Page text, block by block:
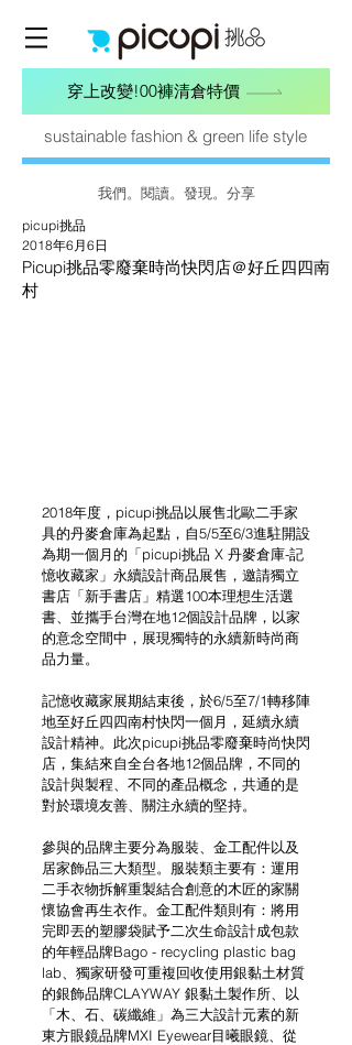
穿上改變!00褲清倉特價
sustainable fashion & green life style
我們。閱讀。發現。分享
Picupi挑品零廢棄時尚快閃店＠好丘四四南
村
picupi挑品
2018年6月6日
2018年度，picupi挑品以展售北歐二手家
具的丹麥倉庫為起點，自5/5至6/3進駐開設
為期一個月的「picupi挑品 X 丹麥倉庫-記
憶收藏家」永續設計商品展售，邀請獨立
書店「新手書店」精選100本理想生活選
書、並攜手台灣在地12個設計品牌，以家
的意念空間中，展現獨特的永續新時尚商
品力量。
記憶收藏家展期結束後，於6/5至7/1轉移陣
地至好丘四四南村快閃一個月，延續永續
設計精神。此次picupi挑品零廢棄時尚快閃
店，集結來自全台各地12個品牌，不同的
設計與製程、不同的產品概念，共通的是
對於環境友善、關注永續的堅持。
參與的品牌主要分為服裝、金工配件以及
居家飾品三大類型。服裝類主要有：運用
二手衣物拆解重製結合創意的木匠的家關
懷協會再生衣作。金工配件類則有：將用
完即丟的塑膠袋賦予二次生命設計成包款
的年輕品牌Bago - recycling plastic bag
lab、獨家研發可重複回收使用銀黏土材質
的銀飾品牌CLAYWAY 銀黏土製作所、以
「木、石、碳纖維」為三大設計元素的新
東方眼鏡品牌MXI Eyewear目曦眼鏡、從